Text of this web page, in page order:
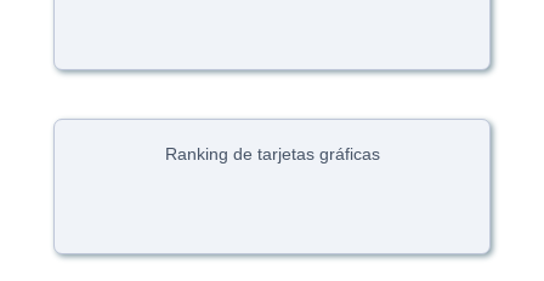
Ranking de tarjetas gráficas